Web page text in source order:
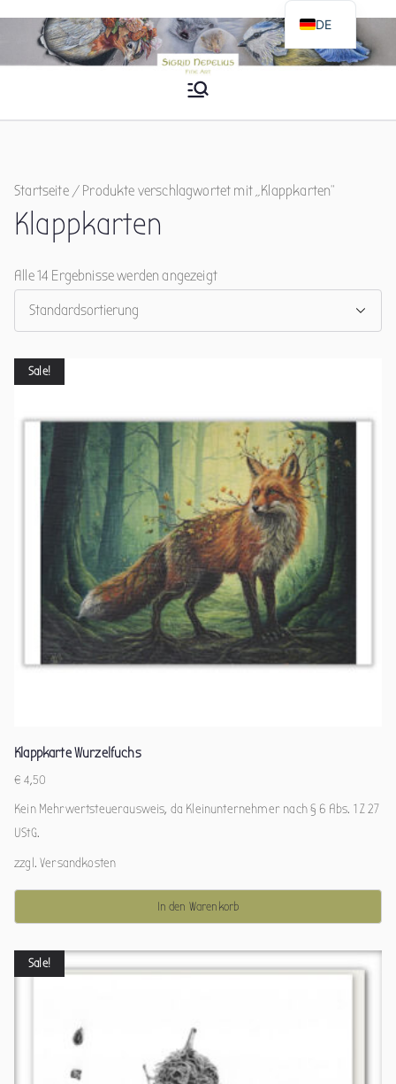
springen
Sigrid Nepelius
Fine Art
Startseite/ Produkte verschlagwortet mit „Klappkarten“
Klappkarten
Alle 14 Ergebnisse werden angezeigt
Sale!
Klappkarte Wurzelfuchs
€ 4,50
Kein Mehrwertsteuerausweis, da Kleinunternehmer nach § 6 Abs. 1 Z 27
UStG.
zzgl.Versandkosten
In den Warenkorb
Sale!
DE
EN